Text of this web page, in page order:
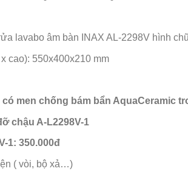
lavabo âm bàn INAX AL-2298V hình
cao): 550x400x210 mm
men chống bám bẩn AquaCeramic
chậu A-L2298V-1
1: 350.000đ
( vòi, bộ xả…)